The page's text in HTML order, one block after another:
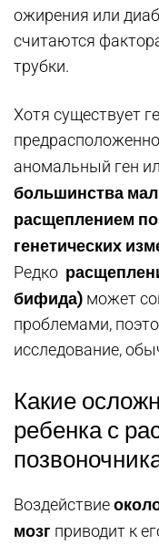
ожирения или
считаются
трубки.
Хотя существует
аномальный ген
большинства
расщеплением
генетических
Редко
бифида) может
проблемами,
исследование,
Какие
ребенка с
Воздействие
мозг приводит к